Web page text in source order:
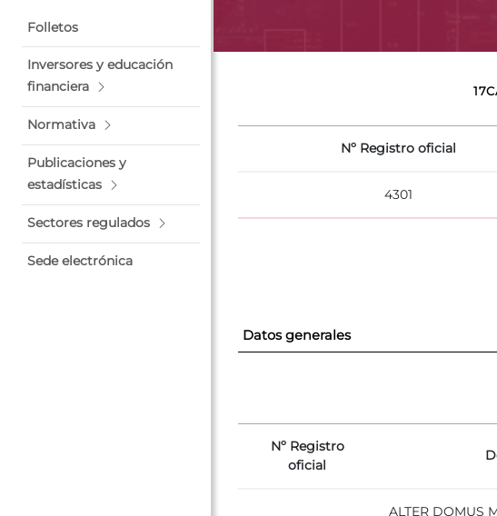
Folletos
Inversores y educación
financiera
Normativa
Publicaciones y
estadísticas
Sectores regulados
Sede electrónica
Nº Registro oficial
4301
Datos generales
Nº Registro
oficial
ALTER DOMUS